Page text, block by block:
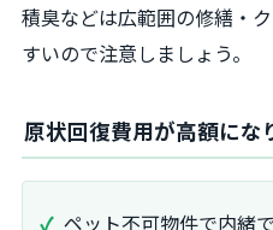
積臭などは広範囲の修繕・
すいので注意しましょう。
原状回復費用が高額にな
ペット不可物件で内緒